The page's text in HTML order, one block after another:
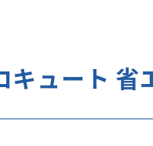
キュート 省